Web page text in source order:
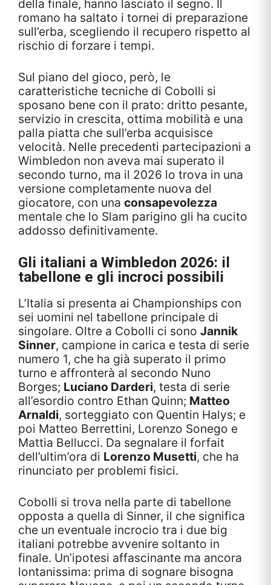
della finale, hanno lasciato il segno. Il
romano ha saltato i tornei di preparazione
sull’erba, scegliendo il recupero rispetto al
rischio di forzare i tempi.
Sul piano del gioco, però, le
caratteristiche tecniche di Cobolli si
sposano bene con il prato: dritto pesante,
servizio in crescita, ottima mobilità e una
palla piatta che sull’erba acquisisce
velocità. Nelle precedenti partecipazioni a
Wimbledon non aveva mai superato il
secondo turno, ma il 2026 lo trova in una
versione completamente nuova del
giocatore, con una consapevolezza
mentale che lo Slam parigino gli ha cucito
addosso definitivamente.
Gli italiani a Wimbledon 2026: il
tabellone e gli incroci possibili
L’Italia si presenta ai Championships con
sei uomini nel tabellone principale di
singolare. Oltre a Cobolli ci sono Jannik
Sinner, campione in carica e testa di serie
numero 1, che ha già superato il primo
turno e affronterà al secondo Nuno
Borges; Luciano Darderi, testa di serie
all’esordio contro Ethan Quinn; Matteo
Arnaldi, sorteggiato con Quentin Halys; e
poi Matteo Berrettini, Lorenzo Sonego e
Mattia Bellucci. Da segnalare il forfait
dell’ultim’ora di Lorenzo Musetti, che ha
rinunciato per problemi fisici.
Cobolli si trova nella parte di tabellone
opposta a quella di Sinner, il che significa
che un eventuale incrocio tra i due big
italiani potrebbe avvenire soltanto in
finale. Un’ipotesi affascinante ma ancora
lontanissima: prima di sognare bisogna